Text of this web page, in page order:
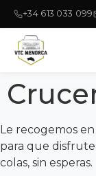
+34 613 033 099
Le recogemos
para que disfrute
colas, sin esperas.